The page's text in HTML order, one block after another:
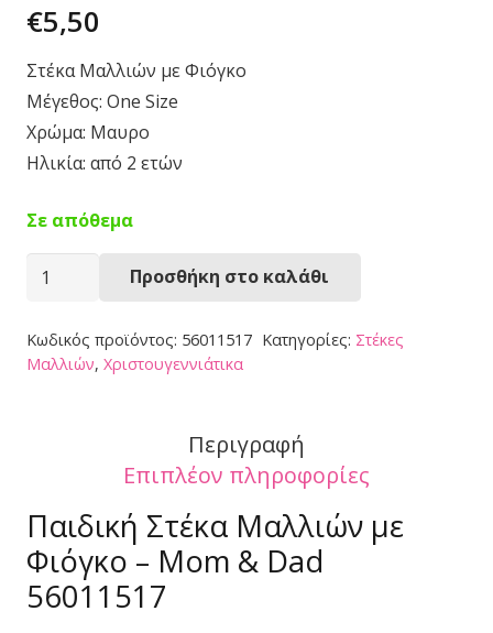
€5,50
Στέκα Μαλλιών με Φιόγκο
Μέγεθος: One Size
Χρώμα: Μαυρο
Ηλικία: από 2 ετών
Σε απόθεμα
Στέκα
56011517
ποσότητα
Προσθήκη στο καλάθι
Κωδικός προϊόντος: 56011517 Κατηγορίες: Στέκες
Μαλλιών, Χριστουγεννιάτικα
Περιγραφή
Επιπλέον πληροφορίες
Παιδική Στέκα Μαλλιών με
Φιόγκο – Mom & Dad
56011517